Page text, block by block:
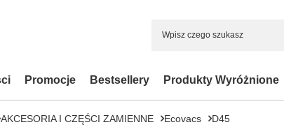
Promocje Bestsellery Produkty Wyróżnione
AKCESORIA I CZĘŚCI ZAMIENNE Ecovacs D45